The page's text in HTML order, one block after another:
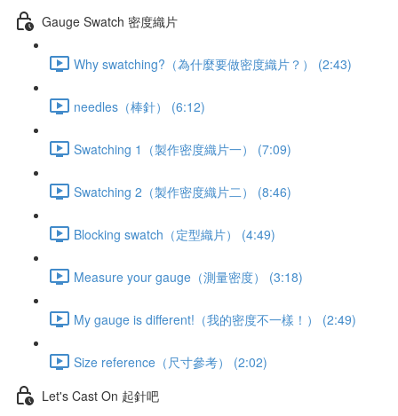
Gauge Swatch 密度織片
Why swatching?（為什麼要做密度織片？） (2:43)
needles（棒針） (6:12)
Swatching 1（製作密度織片一） (7:09)
Swatching 2（製作密度織片二） (8:46)
Blocking swatch（定型織片） (4:49)
Measure your gauge（測量密度） (3:18)
My gauge is different!（我的密度不一樣！） (2:49)
Size reference（尺寸參考） (2:02)
Let's Cast On 起針吧